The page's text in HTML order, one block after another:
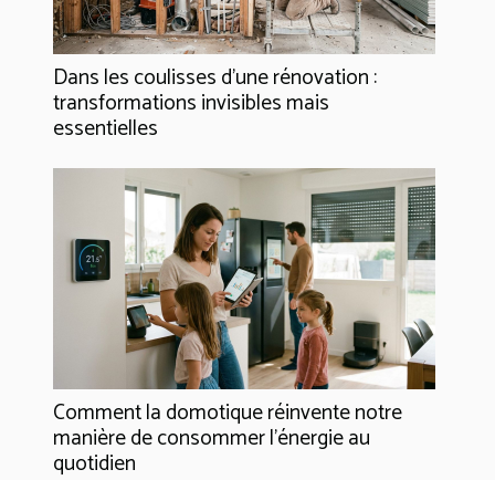
Dans les coulisses d'une rénovation :
transformations invisibles mais
essentielles
Comment la domotique réinvente notre
manière de consommer l'énergie au
quotidien